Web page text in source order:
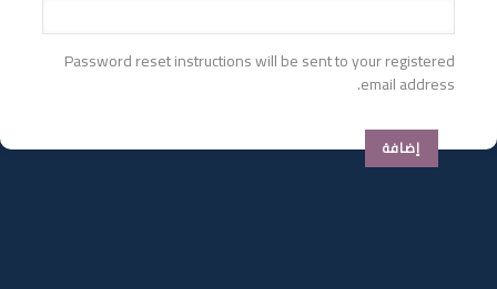
Password reset instructions will be sent to your registered
email address.